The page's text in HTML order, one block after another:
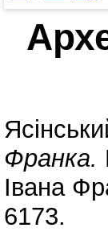
Франка.
Івана
6173.